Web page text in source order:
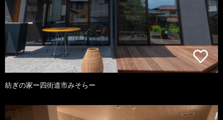
紡ぎの家ー四街道市みそらー